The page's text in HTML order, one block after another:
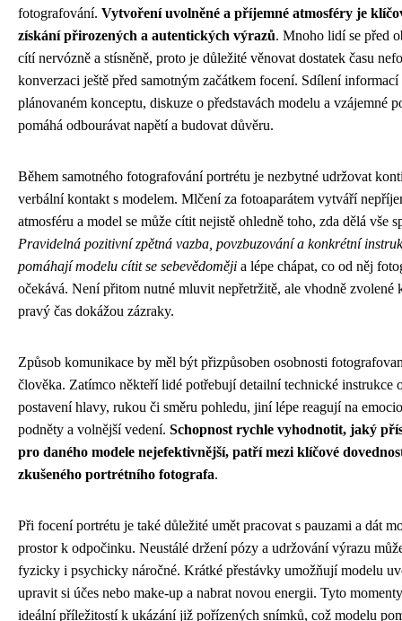
fotografování. Vytvoření uvolněné a příjemné atmosféry je
získání přirozených a autentických výrazů. Mnoho lidí se před
cítí nervózně a stísněně, proto je důležité věnovat dostatek času
konverzaci ještě před samotným začátkem focení. Sdílení informací
plánovaném konceptu, diskuze o představách modelu a vzájemné
pomáhá odbourávat napětí a budovat důvěru.
Během samotného fotografování portrétu je nezbytné udržovat
verbální kontakt s modelem. Mlčení za fotoaparátem vytváří
atmosféru a model se může cítit nejistě ohledně toho, zda dělá vše
Pravidelná pozitivní zpětná vazba, povzbuzování a konkrétní
pomáhají modelu cítit se sebevědoměji a lépe chápat, co od něj
očekává. Není přitom nutné mluvit nepřetržitě, ale vhodně zvolené
pravý čas dokážou zázraky.
Způsob komunikace by měl být přizpůsoben osobnosti
člověka. Zatímco někteří lidé potřebují detailní technické instrukce
postavení hlavy, rukou či směru pohledu, jiní lépe reagují na
podněty a volnější vedení. Schopnost rychle vyhodnotit, jaký
pro daného modele nejefektivnější, patří mezi klíčové
zkušeného portrétního fotografa.
Při focení portrétu je také důležité umět pracovat s pauzami a dát
prostor k odpočinku. Neustálé držení pózy a udržování výrazu
fyzicky i psychicky náročné. Krátké přestávky umožňují modelu
upravit si účes nebo make-up a nabrat novou energii. Tyto
ideální příležitostí k ukázání již pořízených snímků, což modelu